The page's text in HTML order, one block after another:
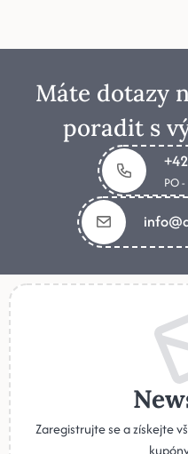
Máte dotazy
poradit s
PO
Zaregistrujte se a získejte